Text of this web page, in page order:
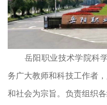
岳阳职业技术学院科学
务广大教师和科技工作者
和社会为宗旨。负责组织